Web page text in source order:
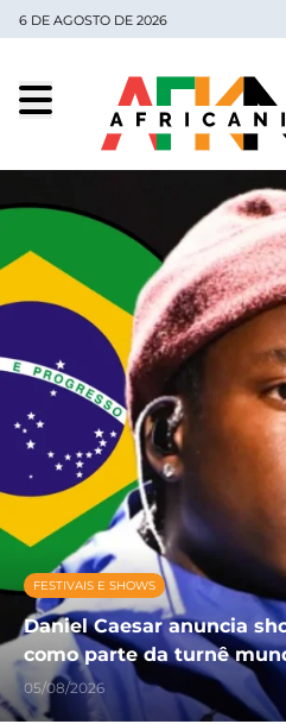
6 DE AGOSTO DE 2026
FESTIVAIS E SHOWS
Daniel Caesar anuncia
como parte da turnê
05/08/2026